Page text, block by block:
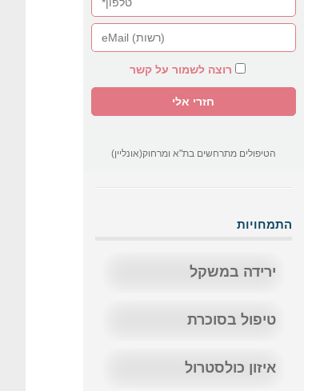
רוצה לשמור על קשר
הטיפולים מתרחשים בת"א ומרחוק(אונליין)
התמחויות
ירידה במשקל
טיפול בסוכרת
איזון כולסטרול